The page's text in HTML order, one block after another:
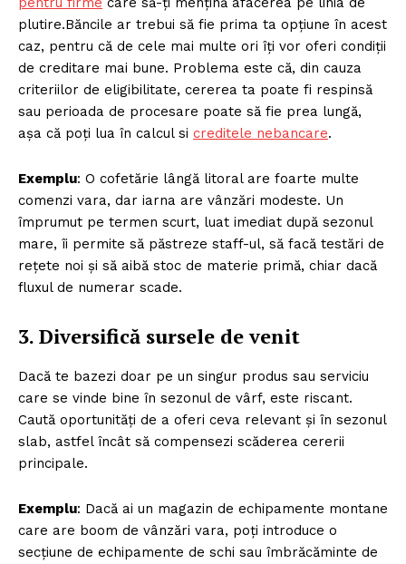
plutire.Băncile ar trebui să fie prima ta opțiune în acest
caz, pentru că de cele mai multe ori îți vor oferi condiții
de creditare mai bune. Problema este că, din cauza
criteriilor de eligibilitate, cererea ta poate fi respinsă
sau perioada de procesare poate să fie prea lungă,
așa că poți lua în calcul si creditele nebancare.
Exemplu: O cofetărie lângă litoral are foarte multe
comenzi vara, dar iarna are vânzări modeste. Un
împrumut pe termen scurt, luat imediat după sezonul
mare, îi permite să păstreze staff-ul, să facă testări de
rețete noi și să aibă stoc de materie primă, chiar dacă
fluxul de numerar scade.
3. Diversifică sursele de venit
Dacă te bazezi doar pe un singur produs sau serviciu
care se vinde bine în sezonul de vârf, este riscant.
Caută oportunități de a oferi ceva relevant și în sezonul
slab, astfel încât să compensezi scăderea cererii
principale.
Exemplu: Dacă ai un magazin de echipamente montane
care are boom de vânzări vara, poți introduce o
secțiune de echipamente de schi sau îmbrăcăminte de